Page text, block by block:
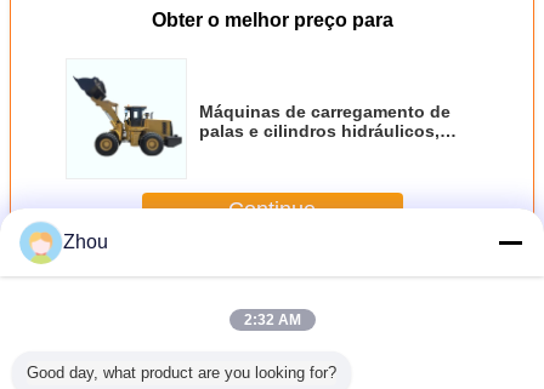
Obter o melhor preço para
Máquinas de carregamento de
palas e cilindros hidráulicos,
funcionar em condições de
trabalho adversas
Continue
MaisCarregador da roda
Zhou
2:32 AM
Good day, what product are you looking for?